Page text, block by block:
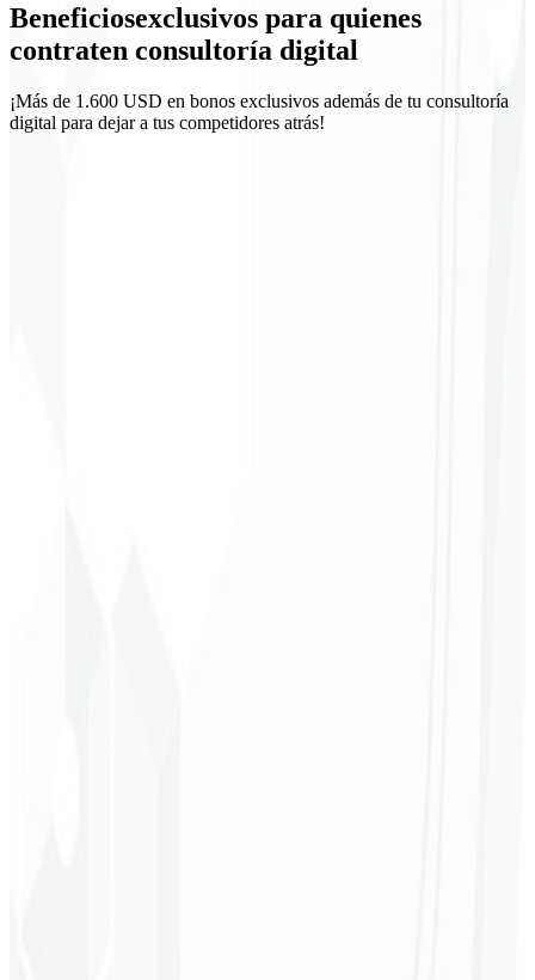
Seguimiento quincenal
Beneficiosexclusivos para quienes
contraten consultoría digital
¡Más de 1.600 USD en bonos exclusivos además de tu consultoría
digital para dejar a tus competidores atrás!